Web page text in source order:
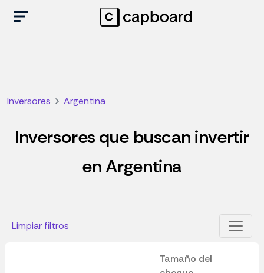
Inversores Argentina
Inversores que buscan invertir
en Argentina
Limpiar filtros
Tamaño del